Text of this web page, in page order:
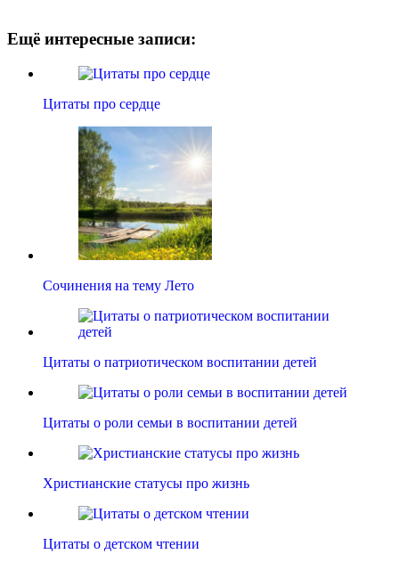
Ещё интересные записи:
Цитаты про сердце
Сочинения на тему Лето
Цитаты о патриотическом воспитании детей
Цитаты о роли семьи в воспитании детей
Христианские статусы про жизнь
Цитаты о детском чтении